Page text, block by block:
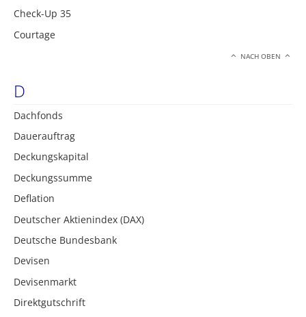
Check-Up 35
Courtage
NACH OBEN
D
Dachfonds
Dauerauftrag
Deckungskapital
Deckungssumme
Deflation
Deutscher Aktienindex (DAX)
Deutsche Bundesbank
Devisen
Devisenmarkt
Direktgutschrift